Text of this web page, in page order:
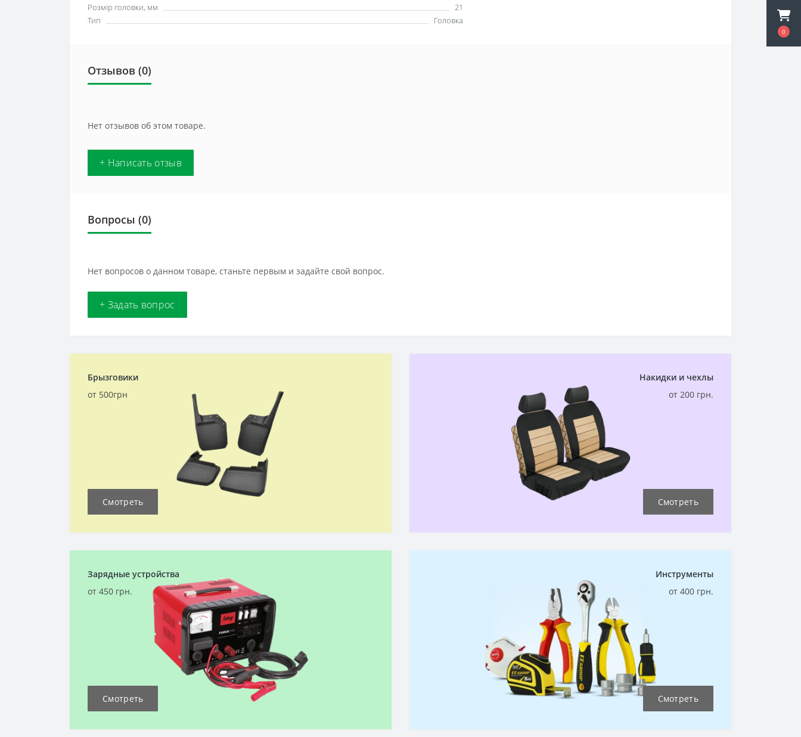
0
Розмір головки, мм
21
Тип
Головка
Отзывов (0)
Нет отзывов об этом товаре.
+ Написать отзыв
Вопросы (0)
Нет вопросов о данном товаре, станьте первым и задайте свой вопрос.
+ Задать вопрос
Брызговики
от 500грн
Смотреть
Накидки и чехлы
от 200 грн.
Смотреть
Зарядные устройства
от 450 грн.
Смотреть
Инструменты
от 400 грн.
Смотреть